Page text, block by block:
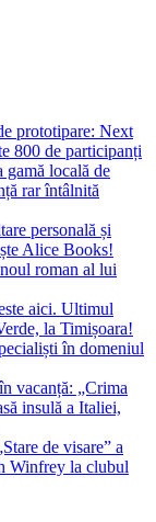
prototipare: Next
800 de participanți
gamă locală de
rar întâlnită
personală și
Alice Books!
roman al lui
aici. Ultimul
la Timișoara!
în domeniul
vacanță: „Crima
insulă a Italiei,
de visare” a
Winfrey la clubul